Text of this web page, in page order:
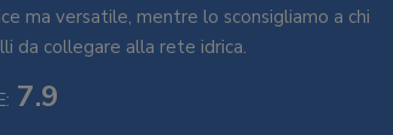
ma versatile, mentre lo sconsigliamo a chi
da collegare alla rete idrica.
7.9